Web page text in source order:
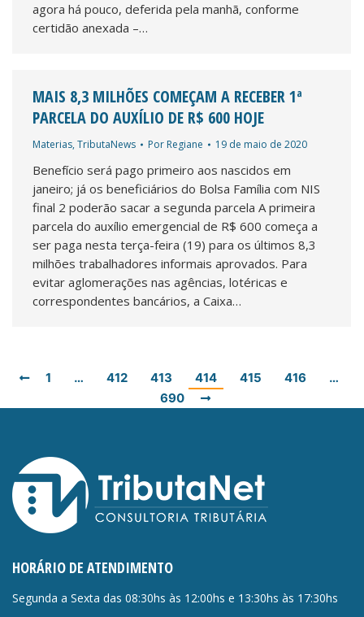
agora há pouco, deferida pela manhã, conforme
certidão anexada –…
MAIS 8,3 MILHÕES COMEÇAM A RECEBER 1ª
PARCELA DO AUXÍLIO DE R$ 600 HOJE
Materias,TributaNews Por Regiane 19 de maio de 2020
Benefício será pago primeiro aos nascidos em
janeiro; já os beneficiários do Bolsa Família com NIS
final 2 poderão sacar a segunda parcela A primeira
parcela do auxílio emergencial de R$ 600 começa a
ser paga nesta terça-feira (19) para os últimos 8,3
milhões trabalhadores informais aprovados. Para
evitar aglomerações nas agências, lotéricas e
correspondentes bancários, a Caixa…
1 … 412 413 414 415 416
…
690
HORÁRIO DE ATENDIMENTO
Segunda a Sexta das 08:30hs às 12:00hs e 13:30hs às 17:30hs